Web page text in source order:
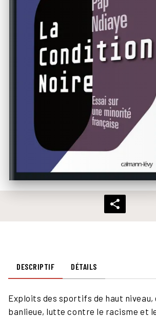
DESCRIPTIF DÉTAILS
Exploits des sportifs de haut niveau,
banlieue, lutte contre le racisme et